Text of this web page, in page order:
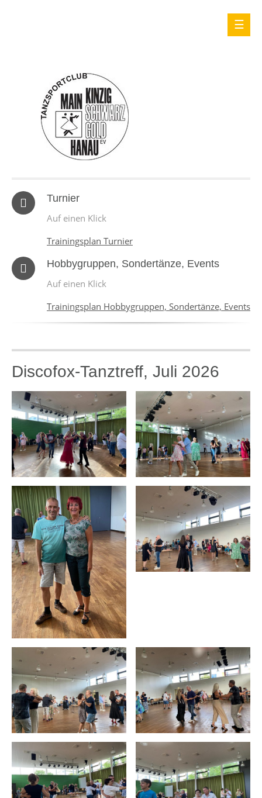
Turnier
Auf einen Klick
Trainingsplan Turnier
Hobbygruppen, Sondertänze, Events
Auf einen Klick
Trainingsplan Hobbygruppen, Sondertänze, Events
Discofox-Tanztreff, Juli 2026